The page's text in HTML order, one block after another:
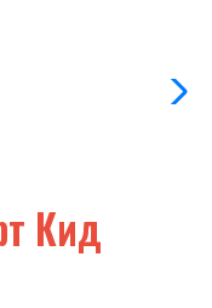
Кид